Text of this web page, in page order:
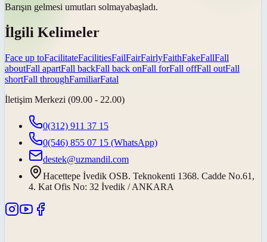
Barışın gelmesi umutları solmayabaşladı.
İlgili Kelimeler
Face up toFacilitateFacilitiesFailFairFairlyFaithFakeFallFall
aboutFall apartFall backFall back onFall forFall offFall outFall
shortFall throughFamiliarFatal
İletişim Merkezi (09.00 - 22.00)
0(312) 911 37 15
0(546) 855 07 15 (WhatsApp)
destek@uzmandil.com
Hacettepe İvedik OSB. Teknokenti 1368. Cadde No.61,
4. Kat Ofis No: 32 İvedik / ANKARA